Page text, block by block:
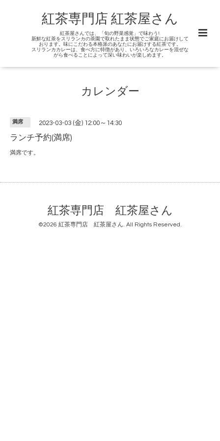
紅茶専門店 紅茶屋さん
紅茶屋さんでは、「旬の野菜感覚」で味わう!
新鮮な紅茶をスリランカの茶園で取れたまま状態でご家庭にお届けして
おります。味にこだわる本格派のあなたにお届けする紅茶です。
スリランカカレーは、食べ方に特徴があり、いろいろなカレーを混ぜな
がら食べることによって深い味わいが楽しめます。
カレンダー
満席 2023-03-03 (金) 12:00～14:30
ランチ予約(満席)
満席です。
紅茶専門店 紅茶屋さん
©2026 紅茶専門店 紅茶屋さん. All Rights Reserved.